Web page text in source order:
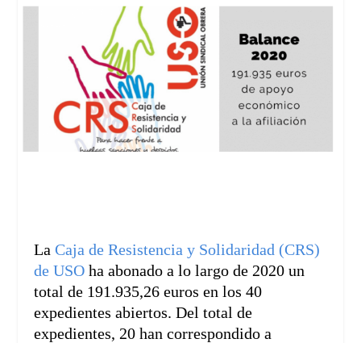
LaCaja de Resistencia y Solidaridad (CRS)
de USO ha abonado a lo largo de 2020 un
total de 191.935,26 euros en los 40
expedientes abiertos. Del total de
expedientes, 20 han correspondido a